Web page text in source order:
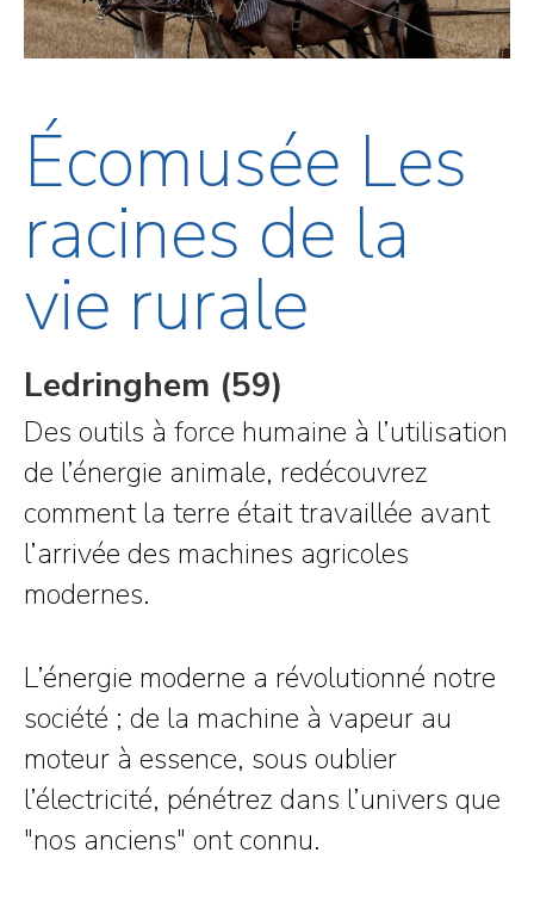
Écomusée Les
racines de la
vie rurale
Ledringhem (59)
Des outils à force humaine à l’utilisation
de l’énergie animale, redécouvrez
comment la terre était travaillée avant
l’arrivée des machines agricoles
modernes.
L’énergie moderne a révolutionné notre
société ; de la machine à vapeur au
moteur à essence, sous oublier
l’électricité, pénétrez dans l’univers que
"nos anciens" ont connu.